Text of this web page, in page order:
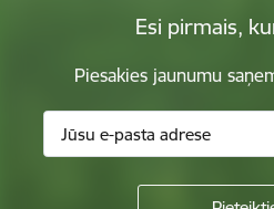
Esi pirmais,
Piesakies jaunumu